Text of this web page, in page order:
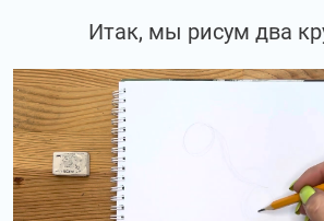
Итак, мы рисум два